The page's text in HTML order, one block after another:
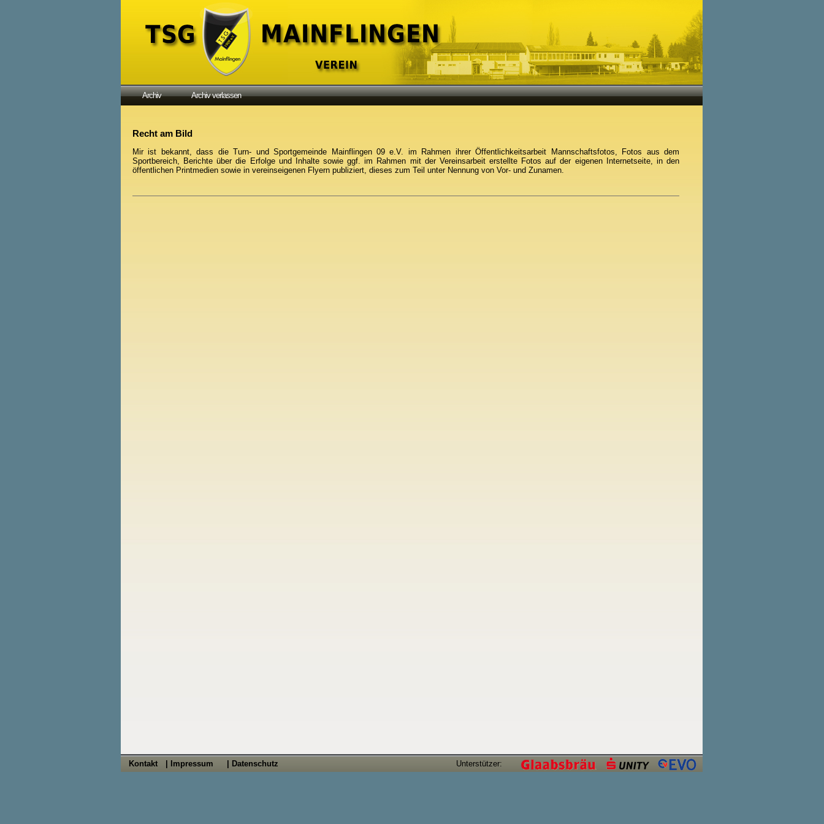
Archiv Archiv verlassen
Recht am Bild
Mir ist bekannt, dass die Turn- und Sportgemeinde Mainflingen 09 e.V. im Rahmen ihrer Öffentlichkeitsarbeit Mannschaftsfotos, Fotos aus dem
Sportbereich, Berichte über die Erfolge und Inhalte sowie ggf. im Rahmen mit der Vereinsarbeit erstellte Fotos auf der eigenen Internetseite, in den
öffentlichen Printmedien sowie in vereinseigenen Flyern publiziert, dieses zum Teil unter Nennung von Vor- und Zunamen.
Unterstützer:
Kontakt | Impressum | Datenschutz